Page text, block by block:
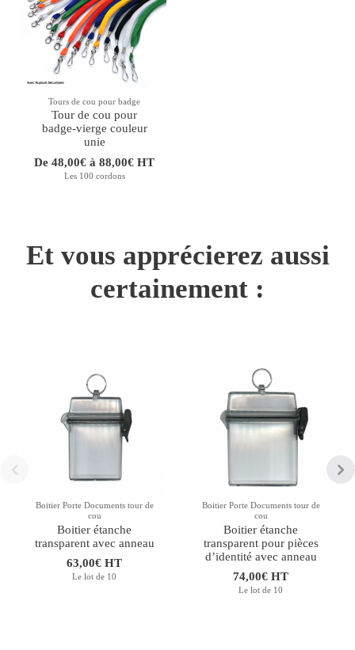
Tours de cou pour badge
Tour de cou pour
badge-vierge couleur
unie
De 48,00€ à 88,00€ HT
Les 100 cordons
Et vous apprécierez aussi
certainement :
Boitier Porte Documents tour de
cou
Boitier étanche
transparent avec anneau
63,00€ HT
Le lot de 10
Boitier Porte Documents tour de
cou
Boitier étanche
transparent pour pièces
d’identité avec anneau
74,00€ HT
Le lot de 10